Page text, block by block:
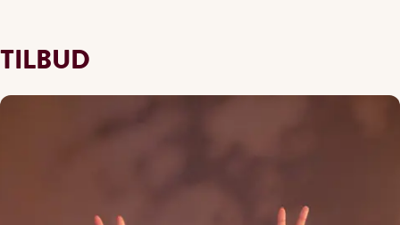
TILBUD